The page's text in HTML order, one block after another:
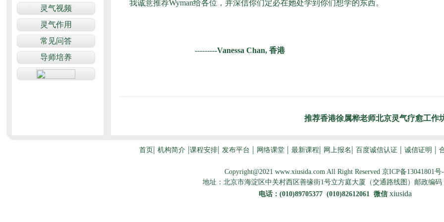
我诚意推荐Wyman给各位，并深信你们定必在她处学到你们想学的东西。
---------Vanessa Chan, 香港
推荐香港徐属桦老师北京灵气疗愈工作